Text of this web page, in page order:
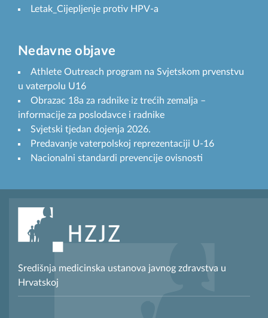
Letak_Cijepljenje protiv HPV-a
Nedavne objave
Athlete Outreach program na Svjetskom prvenstvu
u vaterpolu U16
Obrazac 18a za radnike iz trećih zemalja –
informacije za poslodavce i radnike
Svjetski tjedan dojenja 2026.
Predavanje vaterpolskoj reprezentaciji U-16
Nacionalni standardi prevencije ovisnosti
Središnja medicinska ustanova javnog zdravstva u
Hrvatskoj